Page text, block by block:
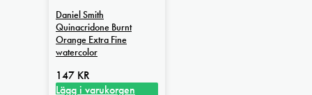
Daniel Smith
Quinacridone Burnt
Orange Extra Fine
watercolor
147 KR
Lägg i varukorgen